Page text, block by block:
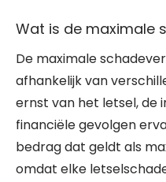
Wat is de maximale
De maximale
afhankelijk van
ernst van het letsel, de
financiële gevolgen
bedrag dat geldt als
omdat elke